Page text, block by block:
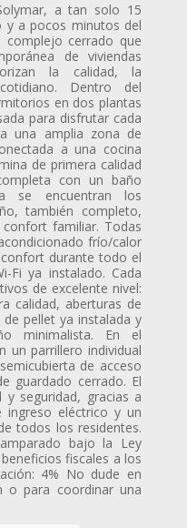
a tan solo 15
y a pocos minutos del
complejo cerrado que
de viviendas
la calidad, la
Dentro del
en dos plantas
para disfrutar cada
una amplia zona de
a una cocina
de primera calidad
con un baño
se encuentran los
también completo,
familiar. Todas
frío/calor
durante todo el
Fi ya instalado. Cada
de excelente nivel:
calidad, aberturas de
pellet ya instalada y
minimalista. En el
un parrillero individual
de acceso
guardado cerrado. El
y seguridad, gracias a
ingreso eléctrico y un
todos los residentes.
bajo la Ley
fiscales a los
4% No dude en
o para coordinar una